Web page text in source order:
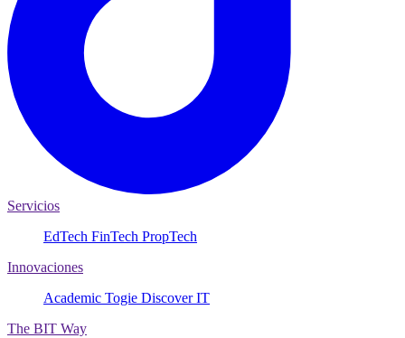
Servicios
EdTech FinTech PropTech
Innovaciones
Academic Togie Discover IT
The BIT Way